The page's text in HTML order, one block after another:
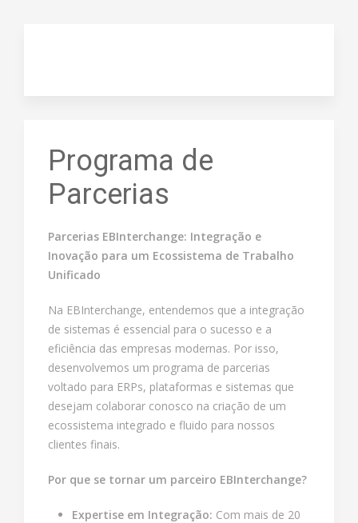
Programa de
Parcerias
Parcerias EBInterchange: Integração e
Inovação para um Ecossistema de Trabalho
Unificado
Na EBInterchange, entendemos que a integração
de sistemas é essencial para o sucesso e a
eficiência das empresas modernas. Por isso,
desenvolvemos um programa de parcerias
voltado para ERPs, plataformas e sistemas que
desejam colaborar conosco na criação de um
ecossistema integrado e fluido para nossos
clientes finais.
Por que se tornar um parceiro EBInterchange?
Expertise em Integração: Com mais de 20